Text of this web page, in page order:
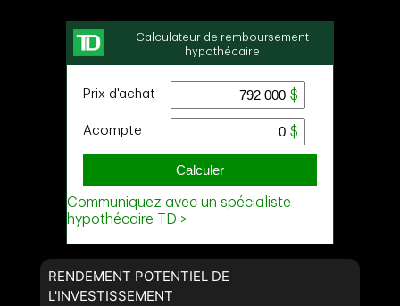
RENDEMENT POTENTIEL DE
L'INVESTISSEMENT